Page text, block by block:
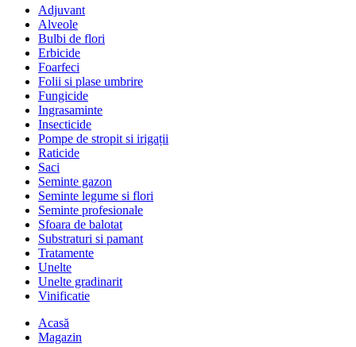
Adjuvant
Alveole
Bulbi de flori
Erbicide
Foarfeci
Folii si plase umbrire
Fungicide
Ingrasaminte
Insecticide
Pompe de stropit si irigații
Raticide
Saci
Seminte gazon
Seminte legume si flori
Seminte profesionale
Sfoara de balotat
Substraturi si pamant
Tratamente
Unelte
Unelte gradinarit
Vinificatie
Acasă
Magazin